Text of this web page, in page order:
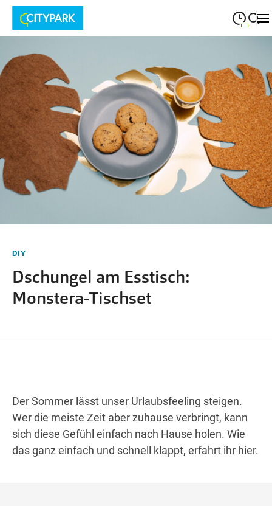
Suche schließen
Montag
Dienstag
DIENSTAG 09:00—19:30
Mittwoch
MITTWOCH 09:00—19:30
Donnerstag
DONNERSTAG 09:00—19:30
Freitag
FREITAG 09:00— 19:30
18:00
Wegbeschreibung
DIY
Dschungel am Esstisch:
Monstera-Tischset
Der Sommer lässt unser Urlaubsfeeling steigen.
Wer die meiste Zeit aber zuhause verbringt, kann
sich diese Gefühl einfach nach Hause holen. Wie
das ganz einfach und schnell klappt, erfahrt ihr hier.